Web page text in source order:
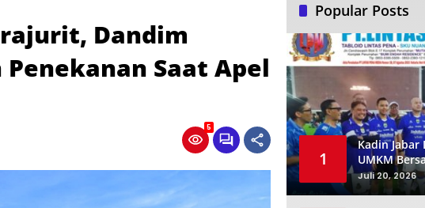
Dandim
Saat Apel
5
Popular Posts
1
Kadin Jabar
UMKM
Siliwangi
Piala
Juli 20, 2026